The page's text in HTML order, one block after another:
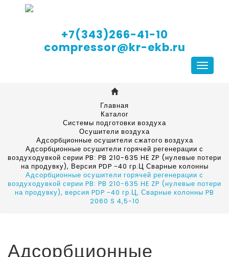
+7(343)266-41-10
compressor@kr-ekb.ru
Главная
Каталог
Системы подготовки воздуха
Осушители воздуха
Адсорбционные осушители сжатого воздуха
Адсорбционные осушители горячей регенерации с
воздуходувкой серии PB: PB 210-635 HE ZP (нулевые потери
на продувку), Версия PDP -40 гр.Ц Сварные колонны
Адсорбционные осушители горячей регенерации с
воздуходувкой серии PB: PB 210-635 HE ZP (нулевые потери
на продувку), версия PDP -40 гр.Ц, Сварные колонны PB
2060 S 4,5-10
Адсорбционные